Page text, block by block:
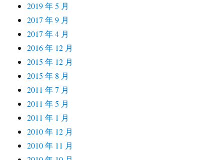
2019 年 5 月
2017 年 9 月
2017 年 4 月
2016 年 12 月
2015 年 12 月
2015 年 8 月
2011 年 7 月
2011 年 5 月
2011 年 1 月
2010 年 12 月
2010 年 11 月